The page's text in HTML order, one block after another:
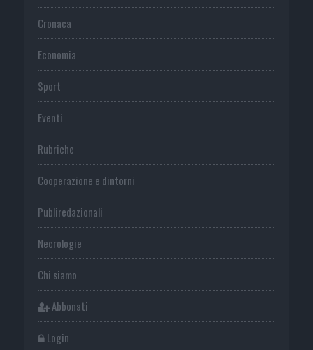
Cronaca
Economia
Sport
Eventi
Rubriche
Cooperazione e dintorni
Publiredazionali
Necrologie
Chi siamo
Abbonati
Login